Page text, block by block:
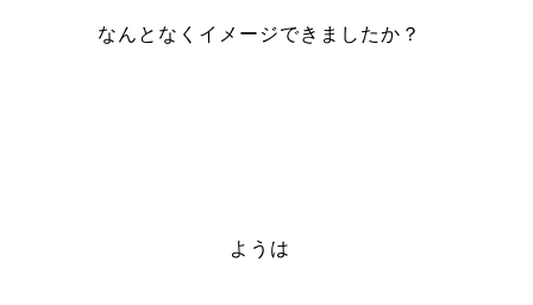
なんとなくイメージできましたか？
ようは